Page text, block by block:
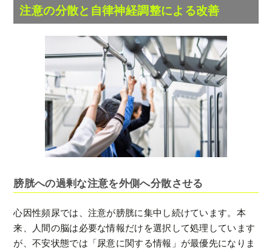
注意の分散と自律神経調整による改善
膀胱への過剰な注意を外側へ分散させる
心因性頻尿では、注意が膀胱に集中し続けています。本
来、人間の脳は必要な情報だけを選択して処理しています
が、不安状態では「尿意に関する情報」が最優先になりま